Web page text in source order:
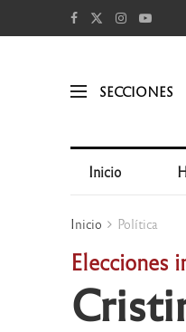
SECCIONES
Inicio
Inicio Política
Elecciones